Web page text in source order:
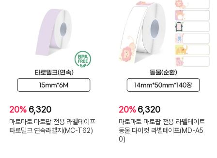
20% 6,320
마로마로 마로팝 전용 라벨테이프
타로밀크 연속라벨지(MC-T62)
20%6,320
마로마로 마로팝 전용 라벨테이트
동물 다이컷 라벨테이프(MD-A5
0)